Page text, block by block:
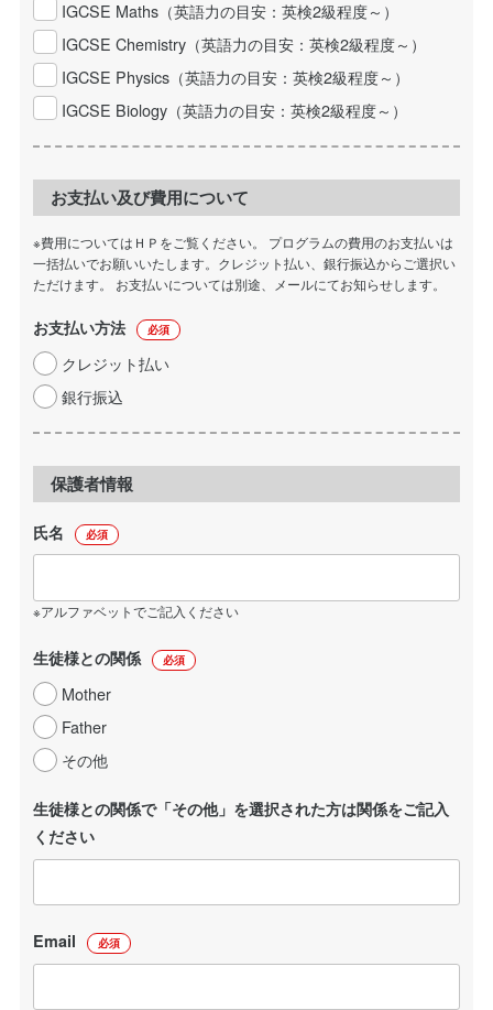
IGCSE Maths（英語力の目安：英検2級程度～）
IGCSE Chemistry（英語力の目安：英検2級程度～）
IGCSE Physics（英語力の目安：英検2級程度～）
IGCSE Biology（英語力の目安：英検2級程度～）
お支払い及び費用について
※費用についてはＨＰをご覧ください。 プログラムの費用のお支払いは
一括払いでお願いいたします。クレジット払い、銀行振込からご選択い
ただけます。 お支払いについては別途、メールにてお知らせします。
お支払い方法 必須
クレジット払い
銀行振込
保護者情報
氏名 必須
※アルファベットでご記入ください
生徒様との関係 必須
Mother
Father
その他
生徒様との関係で「その他」を選択された方は関係をご記入
ください
Email 必須